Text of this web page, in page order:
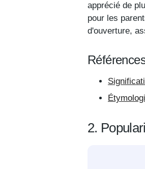
apprécié de
pour les
d'ouverture,
2.